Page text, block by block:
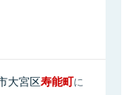
大宮区寿能町に